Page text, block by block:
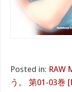
Posted in: RAW
う。 第01-03巻